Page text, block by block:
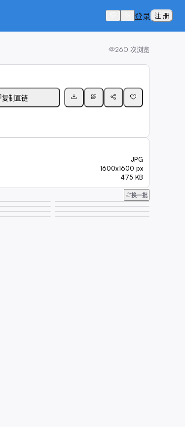
登录 注 册
260 次浏览
复制直链
JPG
1600x1600 px
475 KB
换一批